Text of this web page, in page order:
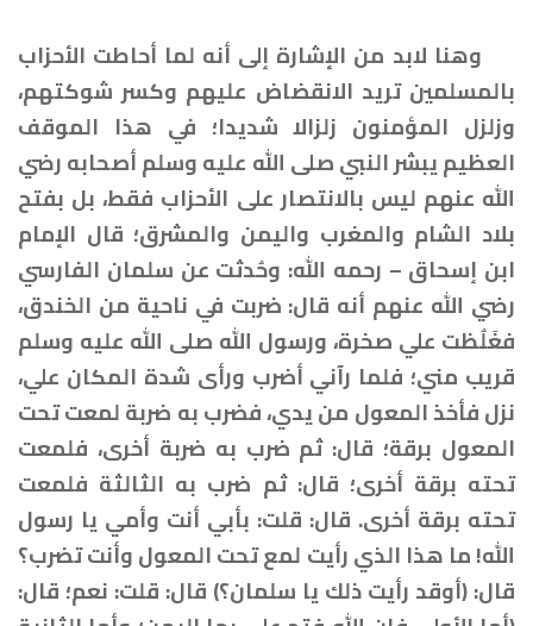
وهنا لابد من الإشارة إلى أنه لما أحاطت الأحزاب
بالمسلمين تريد الانقضاض عليهم وكسر شوكتهم،
وزلزل المؤمنون زلزالا شديدا؛ في هذا الموقف
العظيم يبشر النبي صلى الله عليه وسلم أصحابه رضي
الله عنهم ليس بالانتصار على الأحزاب فقط، بل بفتح
بلاد الشام والمغرب واليمن والمشرق؛ قال الإمام
ابن إسحاق – رحمه الله: وحُدثت عن سلمان الفارسي
رضي الله عنهم أنه قال: ضربت في ناحية من الخندق،
فغَلُظت علي صخرة، ورسول الله صلى الله عليه وسلم
قريب مني؛ فلما رآني أضرب ورأى شدة المكان علي،
نزل فأخذ المعول من يدي، فضرب به ضربة لمعت تحت
المعول برقة؛ قال: ثم ضرب به ضربة أخرى، فلمعت
تحته برقة أخرى؛ قال: ثم ضرب به الثالثة فلمعت
تحته برقة أخرى. قال: قلت: بأبي أنت وأمي يا رسول
الله! ما هذا الذي رأيت لمع تحت المعول وأنت تضرب؟
قال: (أوقد رأيت ذلك يا سلمان؟) قال: قلت: نعم؛ قال: